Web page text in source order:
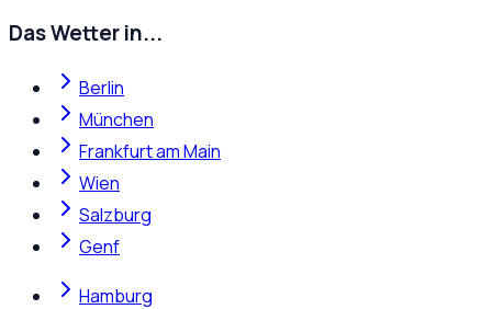
Das Wetter in...
Berlin
München
Frankfurt am Main
Wien
Salzburg
Genf
Hamburg